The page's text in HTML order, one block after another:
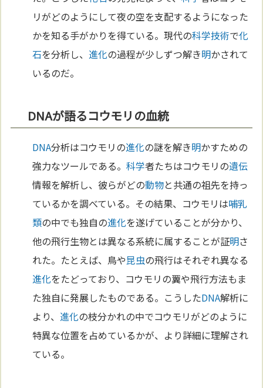
リがどのようにして夜の空を支配するようになった
かを知る手がかりを得ている。現代の科学技術で化
石を分析し、進化の過程が少しずつ解き明かされて
いるのだ。
DNAが語るコウモリの血統
DNA分析はコウモリの進化の謎を解き明かすための
強力なツールである。科学者たちはコウモリの遺伝
情報を解析し、彼らがどの動物と共通の祖先を持っ
ているかを調べている。その結果、コウモリは哺乳
類の中でも独自の進化を遂げていることが分かり、
他の飛行生物とは異なる系統に属することが証明さ
れた。たとえば、鳥や昆虫の飛行はそれぞれ異なる
進化をたどっており、コウモリの翼や飛行方法もま
た独自に発展したものである。こうしたDNA解析に
より、進化の枝分かれの中でコウモリがどのように
特異な位置を占めているかが、より詳細に理解され
ている。